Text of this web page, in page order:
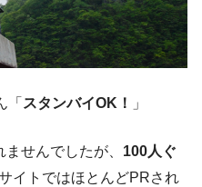
「 スタンバイOK！ 」
せんでしたが、 100人ぐ
イトではほとんどPRされ